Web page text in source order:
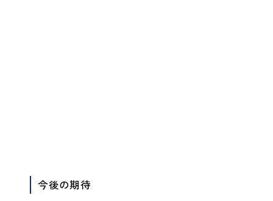
今後の期待